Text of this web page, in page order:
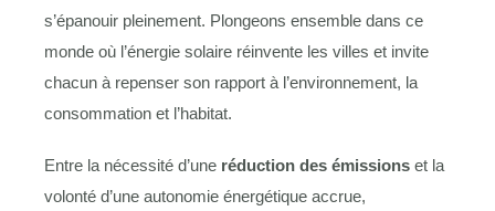
s’épanouir pleinement. Plongeons ensemble dans ce
monde où l’énergie solaire réinvente les villes et invite
chacun à repenser son rapport à l’environnement, la
consommation et l’habitat.
Entre la nécessité d’une réduction des émissions et la
volonté d’une autonomie énergétique accrue,